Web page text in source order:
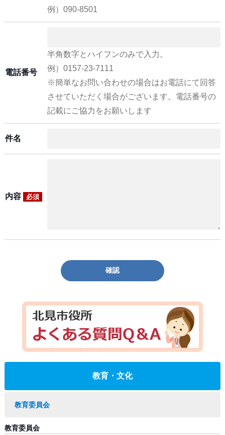
例）090-8501
電話番号
半角数字とハイフンのみで入力。
例）0157-23-7111
※簡単なお問い合わせの場合はお電話にて回答
させていただく場合がございます。電話番号の
記載にご協力をお願いします
件名
内容 必須
確認
教育・文化
教育委員会
教育委員会